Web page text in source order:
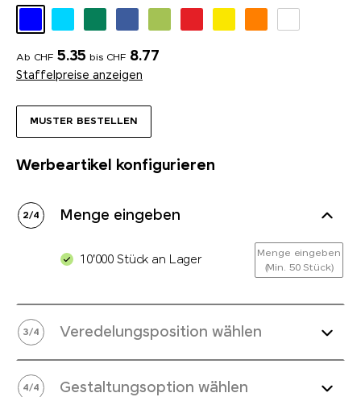
MUSTER BESTELLEN
Ab CHF5.35 bis CHF 8.77
Staffelpreise anzeigen
Werbeartikel konfigurieren
2/4 Menge eingeben
10'000 Stück an Lager
Menge eingeben
(Min. 50 Stück)
3/4 Veredelungsposition wählen
4/4 Gestaltungsoption wählen